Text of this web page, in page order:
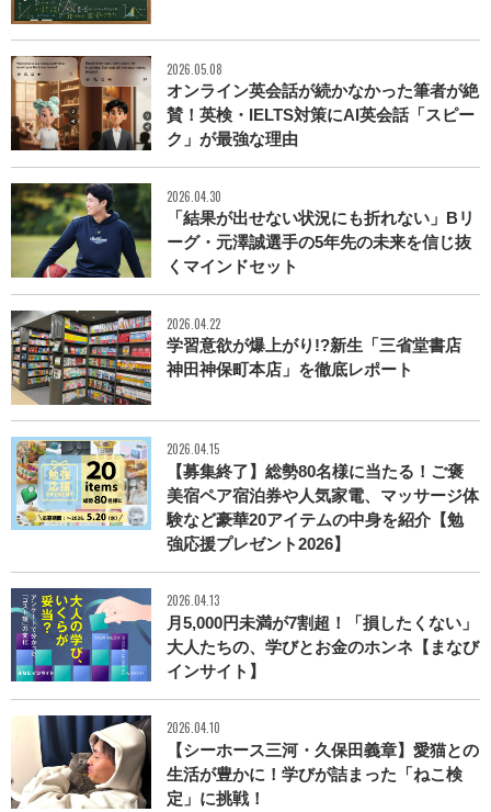
2026.05.08
オンライン英会話が続かなかった筆者が絶
賛！英検・IELTS対策にAI英会話「スピー
ク」が最強な理由
2026.04.30
「結果が出せない状況にも折れない」Bリ
ーグ・元澤誠選手の5年先の未来を信じ抜
くマインドセット
2026.04.22
学習意欲が爆上がり!?新生「三省堂書店
神田神保町本店」を徹底レポート
2026.04.15
【募集終了】総勢80名様に当たる！ご褒
美宿ペア宿泊券や人気家電、マッサージ体
験など豪華20アイテムの中身を紹介【勉
強応援プレゼント2026】
2026.04.13
月5,000円未満が7割超！「損したくない」
大人たちの、学びとお金のホンネ【まなび
インサイト】
2026.04.10
【シーホース三河・久保田義章】愛猫との
生活が豊かに！学びが詰まった「ねこ検
定」に挑戦！